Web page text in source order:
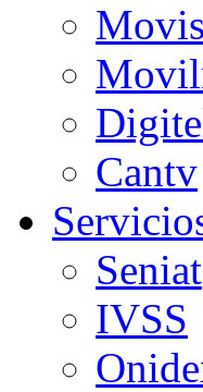
Cantv
Seniat
IVSS